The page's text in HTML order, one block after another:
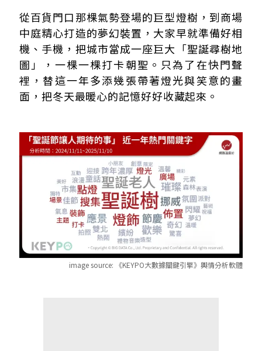
從百貨門口那棵氣勢登場的巨型燈樹，到商場
中庭精心打造的夢幻裝置，大家早就準備好相
機、手機，把城市當成一座巨大「聖誕尋樹地
圖」，一棵一棵打卡朝聖。只為了在快門聲
裡，替這一年多添幾張帶著燈光與笑意的畫
面，把冬天最暖心的記憶好好收藏起來。
image source: 《KEYPO大數據關鍵引擎》輿情分析軟體